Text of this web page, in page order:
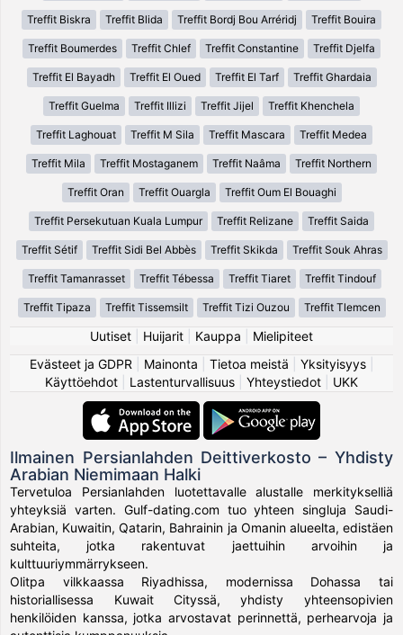
Treffit Biskra Treffit Blida Treffit Bordj Bou Arréridj Treffit Bouira
Treffit Boumerdes Treffit Chlef Treffit Constantine Treffit Djelfa
Treffit El Bayadh Treffit El Oued Treffit El Tarf Treffit Ghardaia
Treffit Guelma Treffit Illizi Treffit Jijel Treffit Khenchela
Treffit Laghouat Treffit M Sila Treffit Mascara Treffit Medea
Treffit Mila Treffit Mostaganem Treffit Naâma Treffit Northern
Treffit Oran Treffit Ouargla Treffit Oum El Bouaghi
Treffit Persekutuan Kuala Lumpur Treffit Relizane Treffit Saida
Treffit Sétif Treffit Sidi Bel Abbès Treffit Skikda Treffit Souk Ahras
Treffit Tamanrasset Treffit Tébessa Treffit Tiaret Treffit Tindouf
Treffit Tipaza Treffit Tissemsilt Treffit Tizi Ouzou Treffit Tlemcen
Uutiset Huijarit Kauppa
Mielipiteet
Evästeet ja GDPR
Mainonta Tietoa meistä Yksityisyys|
Käyttöehdot
Lastenturvallisuus Yhteystiedot UKK
Ilmainen Persianlahden Deittiverkosto – Yhdisty
Arabian Niemimaan Halki
Tervetuloa Persianlahden luotettavalle alustalle merkitykselliä
yhteyksiä varten. Gulf-dating.com tuo yhteen singluja Saudi-
Arabian, Kuwaitin, Qatarin, Bahrainin ja Omanin alueelta, edistäen
suhteita, jotka rakentuvat jaettuihin arvoihin ja
kulttuuriymmärrykseen.
Olitpa vilkkaassa Riyadhissa, modernissa Dohassa tai
historiallisessa Kuwait Cityssä, yhdisty yhteensopivien
henkilöiden kanssa, jotka arvostavat perinnettä, perhearvoja ja